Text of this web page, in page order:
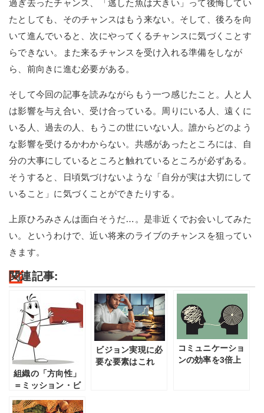
過ぎ去ったチャンス、「逃した魚は大きい」って後悔してい
たとしても、そのチャンスはもう来ない。そして、後ろを向
いて進んでいると、次にやってくるチャンスに気づくことす
らできない。また来るチャンスを受け入れる準備をしなが
ら、前向きに進む必要がある。
そして今回の記事を読みながらもう一つ感じたこと。人と人
は影響を与え合い、受け合っている。周りにいる人、遠くに
いる人、過去の人、もうこの世にいない人。誰からどのよう
な影響を受けるかわからない。共感があったところには、自
分の大事にしているところと触れているところが必ずある。
そうすると、日頃気づけないような「自分が実は大切にして
いること」に気づくことができたりする。
上原ひろみさんは面白そうだ…。是非近くでお会いしてみた
い。というわけで、近い将来のライブのチャンスを狙ってい
きます。
関連記事:
組織の「方向性」
＝ミッション・ビ
ビジョン実現に必
要な要素はこれ
コミュニケーショ
ンの効率を3倍上